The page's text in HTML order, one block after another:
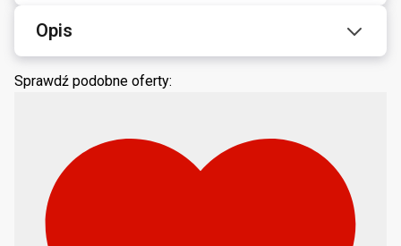
Opis
Sprawdź podobne oferty: